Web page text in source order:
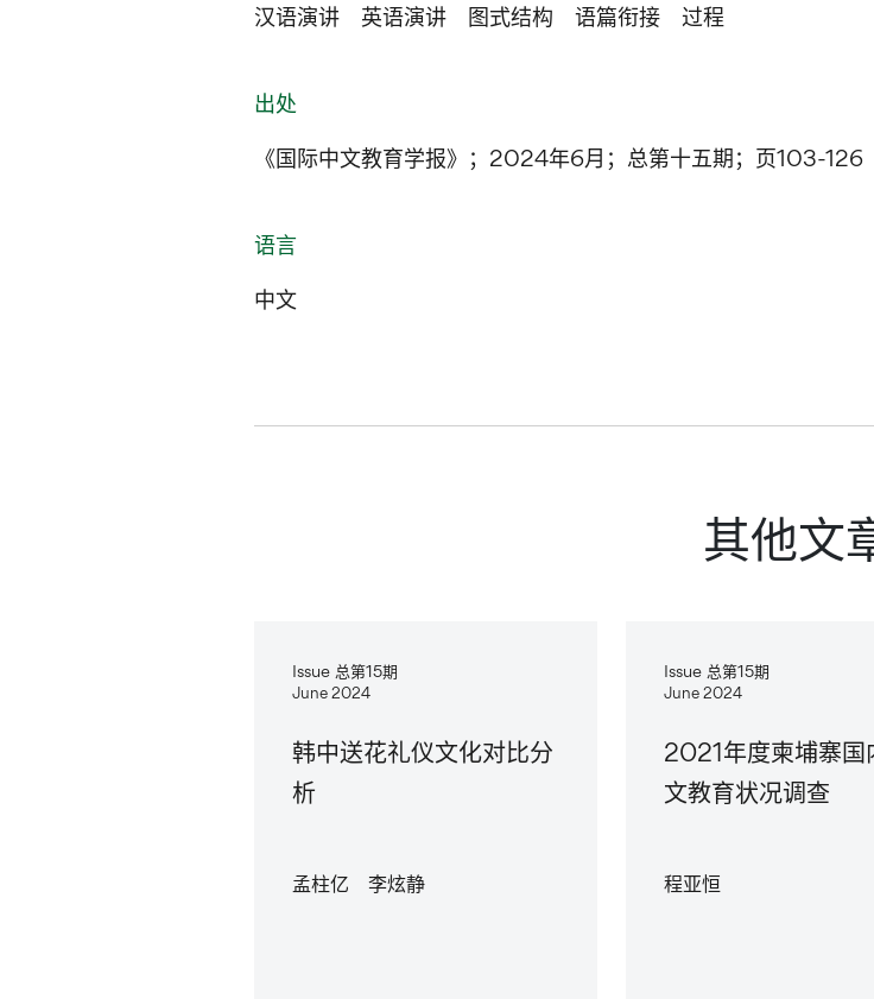
汉语演讲 英语演讲 图式结构 语篇衔接 过程
出处
《国际中文教育学报》；2024年6月；总第十五期；页103-126
语言
中文
其他文
Issue 总第15期
June 2024
韩中送花礼仪文化对比分
析
孟柱亿 李炫静
Issue 总第15期
June 2024
2021年度柬埔寨国
文教育状况调查
程亚恒